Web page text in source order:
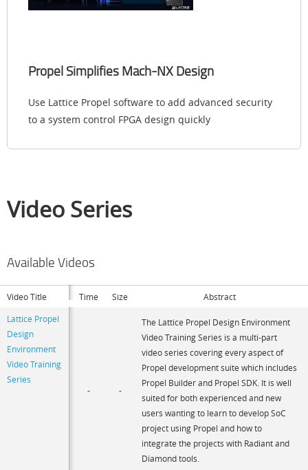
Propel Simplifies Mach-NX Design
Use Lattice Propel software to add advanced security
to a system control FPGA design quickly
Video Series
Available Videos
Video Title Time Size
Abstract
Lattice Propel
Design
Environment
Video Training
Series
-
-
The Lattice Propel Design Environment
Video Training Series is a multi-part
video series covering every aspect of
Propel development suite which includes
Propel Builder and Propel SDK. It is well
suited for both experienced and new
users wanting to learn to develop SoC
project using Propel and how to
integrate the projects with Radiant and
Diamond tools.